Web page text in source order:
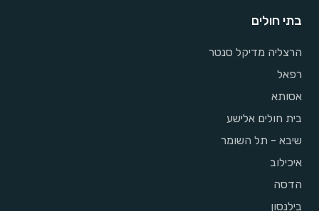
בתי חולים
הרצליה מדיקל סנטר
רפאל
אסותא
בית חולים אלישע
שיבא - תל השומר
איכילוב
הדסה
בילנסון